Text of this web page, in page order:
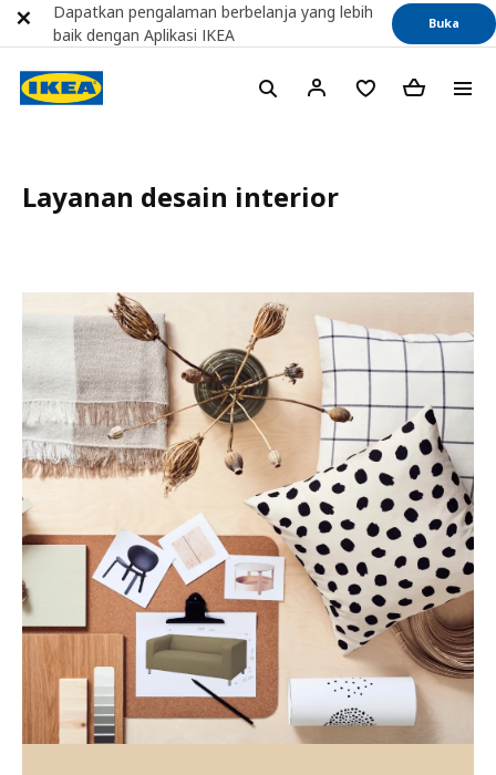
Layanan desain interior
Dapatkan pengalaman berbelanja yang lebih
baik dengan Aplikasi IKEA
Buka